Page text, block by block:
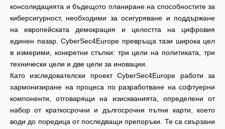
консолидацията и бъдещото планиране на способностите за
киберсигурност, необходими за осигуряване и поддържане
на европейската демокрация и целостта на цифровия
единен пазар. CyberSec4Europe превръща тази широка цел
в измерими, конкретни стъпки: три цели на политиката, три
технически цели и две цели за иновации.
Като изследователски проект CyberSec4Europe работи за
хармонизиране на процеса по разработване на софтуерни
компоненти, отговарящи на изискванията, определени от
набор от краткосрочни и дългосрочни пътни карти, което
води до поредица от последващи препоръки. Те са свързани